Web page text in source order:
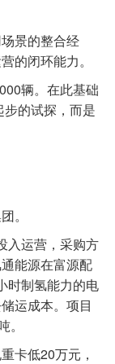
景的整合经
的闭环能力。
辆。在此基础
的试探，而是
。
入运营，采购方
能源在富源配
时制氢能力的电
运成本。项目
卡低20万元，